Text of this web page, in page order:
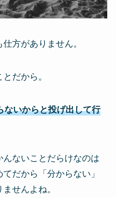
方がありません。
だから。
ないからと投げ出して行
ないことだらけなのは
だから「分からない」
せんよね。